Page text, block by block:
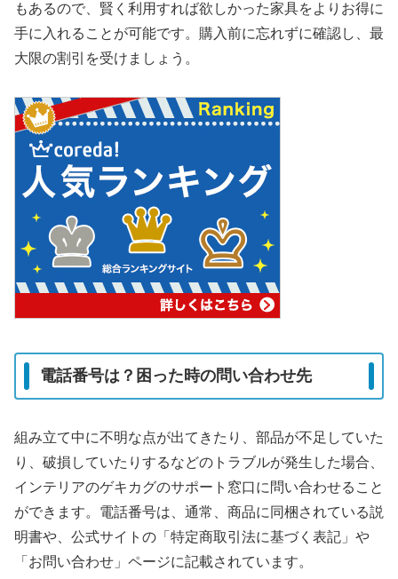
もあるので、賢く利用すれば欲しかった家具をよりお得に
手に入れることが可能です。購入前に忘れずに確認し、最
大限の割引を受けましょう。
電話番号は？困った時の問い合わせ先
組み立て中に不明な点が出てきたり、部品が不足していた
り、破損していたりするなどのトラブルが発生した場合、
インテリアのゲキカグのサポート窓口に問い合わせること
ができます。電話番号は、通常、商品に同梱されている説
明書や、公式サイトの「特定商取引法に基づく表記」や
「お問い合わせ」ページに記載されています。